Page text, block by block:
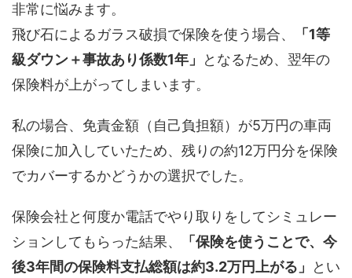
非常に悩みます。
飛び石によるガラス破損で保険を使う場合、
「1等
級ダウン＋事故あり係数1年」
となるため、翌年の
保険料が上がってしまいます。
私の場合、免責金額（自己負担額）が5万円の車両
保険に加入していたため、残りの約12万円分を保険
でカバーするかどうかの選択でした。
保険会社と何度か電話でやり取りをしてシミュレー
ションしてもらった結果、
「保険を使うことで、今
後3年間の保険料支払総額は約3.2万円上がる」
とい